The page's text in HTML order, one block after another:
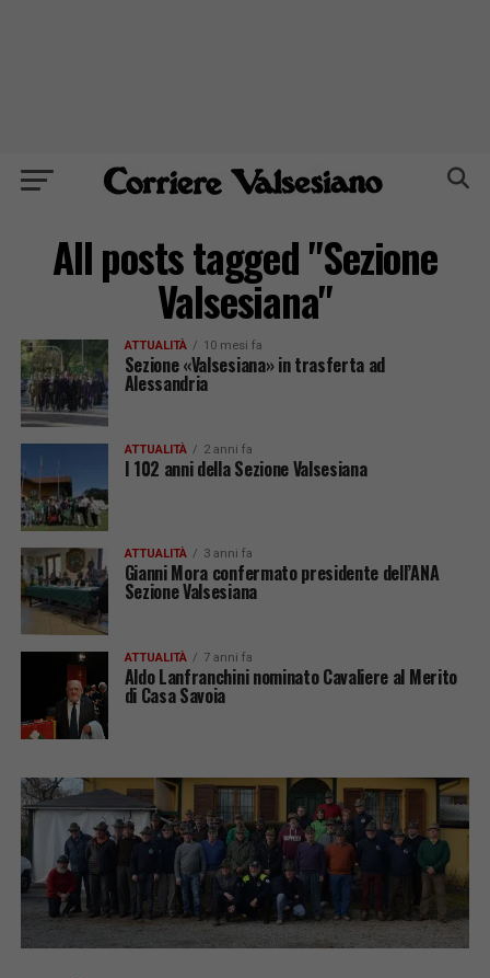
All posts tagged "Sezione
Valsesiana"
ATTUALITÀ 10 mesi fa
Sezione «Valsesiana» in trasferta ad
Alessandria
ATTUALITÀ 2 anni fa
I 102 anni della Sezione Valsesiana
ATTUALITÀ 3 anni fa
Gianni Mora confermato presidente dell’ANA
Sezione Valsesiana
ATTUALITÀ 7 anni fa
Aldo Lanfranchini nominato Cavaliere al Merito
di Casa Savoia